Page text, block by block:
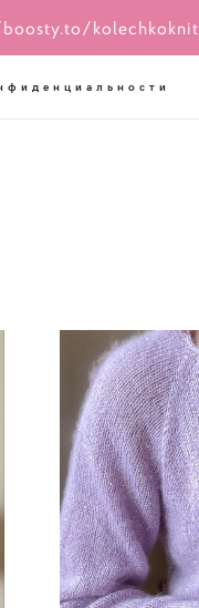
kolechkoknit